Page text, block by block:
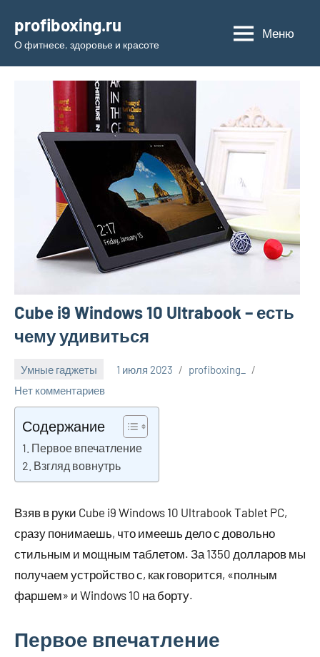
содержимому
profiboxing.ru
О фитнесе, здоровье и красоте
Меню
Cube i9 Windows 10 Ultrabook – есть
чему удивиться
Умные гаджеты 1 июля 2023
profiboxing_
Нет комментариев
Содержание
Первое впечатление
Взгляд вовнутрь
Взяв в руки Cube i9 Windows 10 Ultrabook Tablet PC,
сразу понимаешь, что имеешь дело с довольно
стильным и мощным таблетом. За 1350 долларов мы
получаем устройство с, как говорится, «полным
фаршем» и Windows 10 на борту.
Первое впечатление